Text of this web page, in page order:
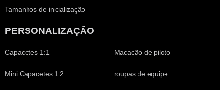
Tamanhos de inicialização
PERSONALIZAÇÃO
Capacetes 1:1
Mini Capacetes 1:2
Macacão de piloto
roupas de equipe